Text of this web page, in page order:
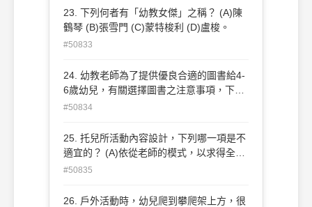
驚(D)不要移動幼兒，以免受到更大的傷
害。 考試時間共 90 分鐘。 第2頁，共4頁
23. 下列何者有「幼教女傑」之稱？ (A)陳
鶴琴 (B)張雪門 (C)蒙特梭利 (D)盧梭。
#50833
24. 幼教老師為了提供優良合適的圖書給4-
6歲幼兒，有關選擇圖書之注意事項，下列
敘述何者不正確？ (A)插圖簡潔，色彩明亮
畫為主且價錢便宜 (D)文句簡短易讀，可迅
速翻頁。
#50834
25. 托兒所活動內容設計，下列哪一項是不
適宜的？ (A)依從老師的模式，以求得全體
幼兒的成效一致(B)配合當代社會變遷及需
及需要，彈性調整活動時間。
#50835
26. 戶外活動時，幼兒爬到攀爬架上方，很